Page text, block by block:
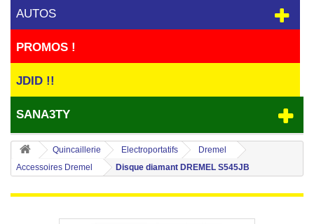
AUTOS
PROMOS !
JDID !!
SANA3TY
Quincaillerie Electroportatifs
Dremel
Accessoires Dremel
Disque diamant DREMEL S545JB